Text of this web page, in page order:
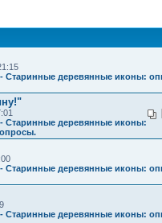
- Старинные деревянные иконы:
- Старинные деревянные иконы:
- Старинные деревянные иконы:
- Старинные деревянные иконы: